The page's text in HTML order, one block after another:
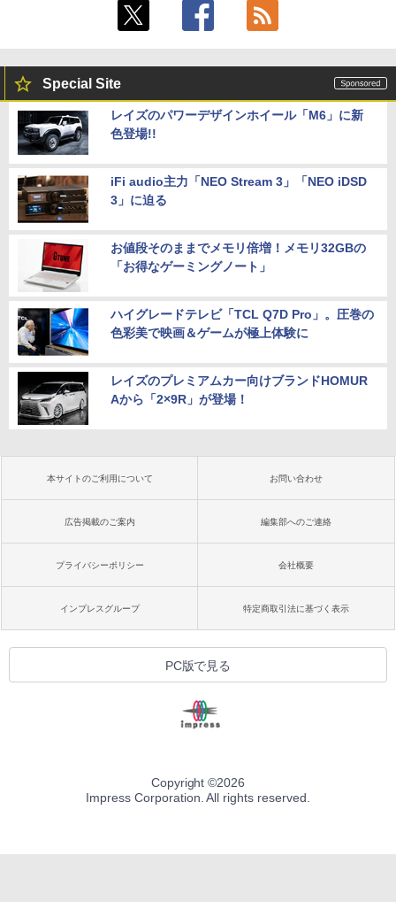
Special Site
レイズのパワーデザインホイール「M6」に新
色登場!!
iFi audio主力「NEO Stream 3」「NEO iDSD
3」に迫る
お値段そのままでメモリ倍増！メモリ32GBの
「お得なゲーミングノート」
ハイグレードテレビ「TCL Q7D Pro」。圧巻の
色彩美で映画＆ゲームが極上体験に
レイズのプレミアムカー向けブランドHOMUR
Aから「2×9R」が登場！
本サイトのご利用について お問い合わせ
広告掲載のご案内 編集部へのご連絡
プライバシーポリシー 会社概要
インプレスグループ 特定商取引法に基づく表示
PC版で見る
Copyright ©2026
Impress Corporation. All rights reserved.